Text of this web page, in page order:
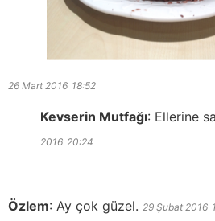
26 Mart 2016 18:52
Kevserin Mutfağı: Ellerine
2016 20:24
Özlem: Ay çok güzel. 29 Şubat 2016